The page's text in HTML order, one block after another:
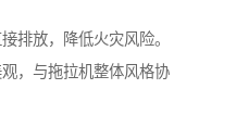
排放，降低火灾风险。
，与拖拉机整体风格协